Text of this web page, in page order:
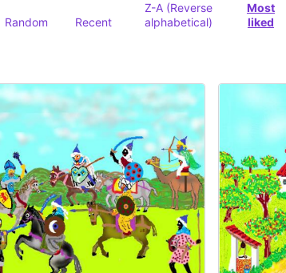
Random Recent
Z-A (Reverse
alphabetical)
Most
liked